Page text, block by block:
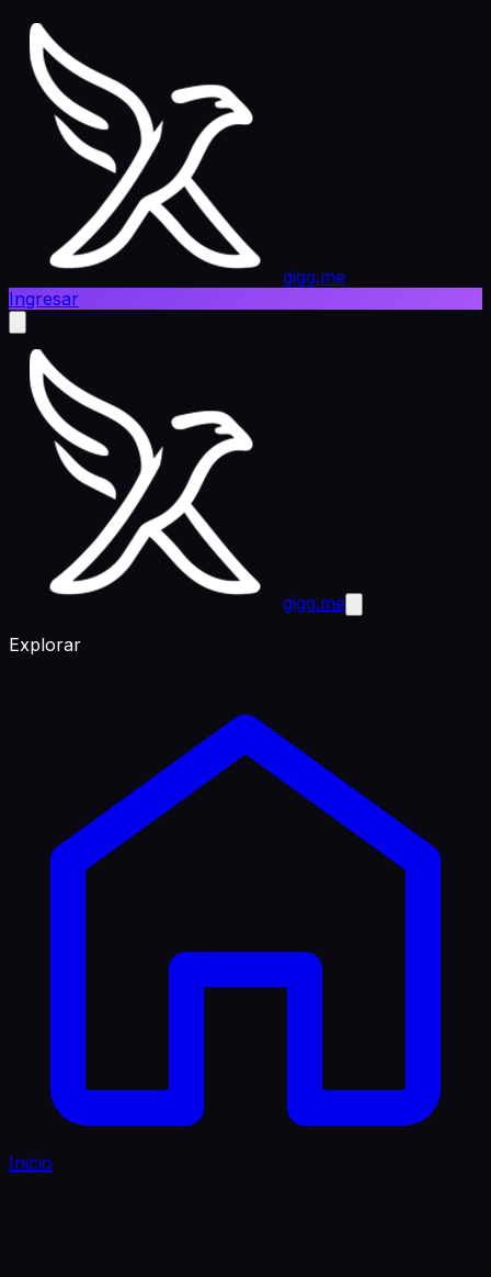
gigg.me
Ingresar
gigg.me
Explorar
Inicio